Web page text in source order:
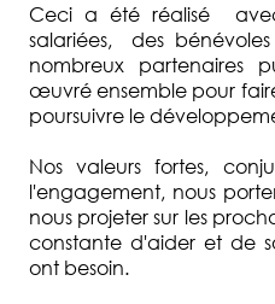
Ceci a été réalisé
salariées, des
nombreux partenaires
œuvré ensemble pour
poursuivre le
Nos valeurs fortes,
l'engagement, nous
nous projeter sur les
constante d'aider et de
ont besoin.